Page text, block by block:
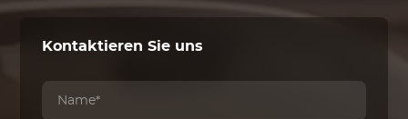
Kontaktieren Sie uns